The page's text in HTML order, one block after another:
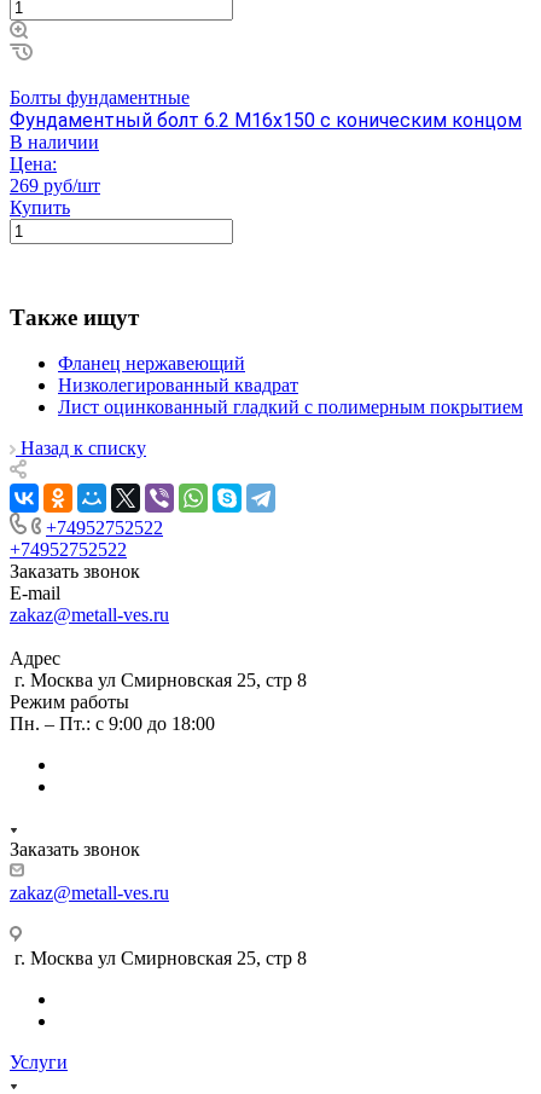
Болты фундаментные
Фундаментный болт 6.2 М16х150 с коническим концом
В наличии
Цена:
269 руб/шт
Купить
Также ищут
Фланец нержавеющий
Низколегированный квадрат
Лист оцинкованный гладкий с полимерным покрытием
Назад к списку
+74952752522
+74952752522
Заказать звонок
E-mail
zakaz@metall-ves.ru
Адрес
г. Москва ул Смирновская 25, стр 8
Режим работы
Пн. – Пт.: с 9:00 до 18:00
Заказать звонок
zakaz@metall-ves.ru
г. Москва ул Смирновская 25, стр 8
Услуги